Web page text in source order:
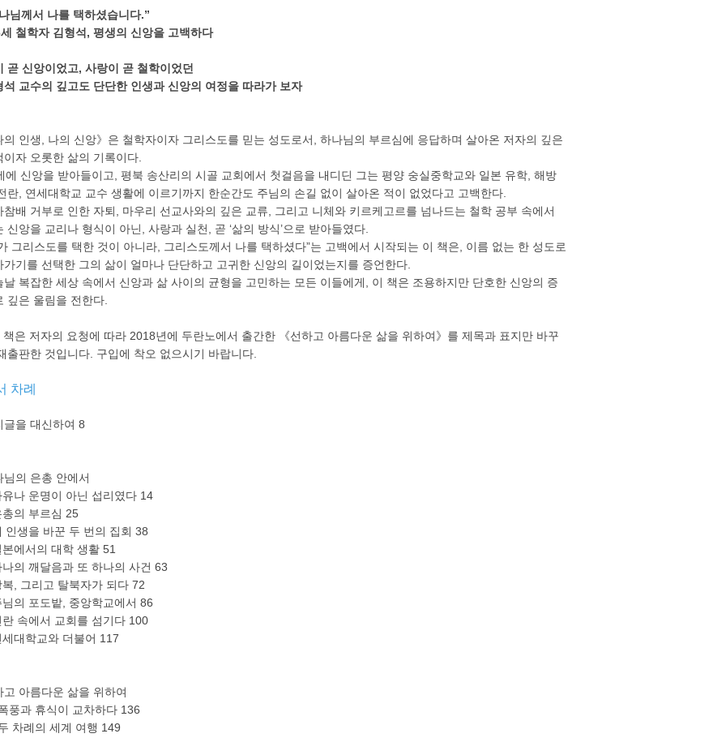
님께서 나를 택하셨습니다.”
철학자 김형석, 평생의 신앙을 고백하다
곧 신앙이었고, 사랑이 곧 철학이었던
석 교수의 깊고도 단단한 인생과 신앙의 여정을 따라가 보자
의 인생, 나의 신앙》은 철학자이자 그리스도를 믿는 성도로서, 하나님의 부르심에 응답하며 살아온 저자의 깊은
이자 오롯한 삶의 기록이다.
에 신앙을 받아들이고, 평북 송산리의 시골 교회에서 첫걸음을 내디딘 그는 평양 숭실중학교와 일본 유학, 해방
란, 연세대학교 교수 생활에 이르기까지 한순간도 주님의 손길 없이 살아온 적이 없었다고 고백한다.
참배 거부로 인한 자퇴, 마우리 선교사와의 깊은 교류, 그리고 니체와 키르케고르를 넘나드는 철학 공부 속에서
신앙을 교리나 형식이 아닌, 사랑과 실천, 곧 ‘삶의 방식’으로 받아들였다.
그리스도를 택한 것이 아니라, 그리스도께서 나를 택하셨다”는 고백에서 시작되는 이 책은, 이름 없는 한 성도로
가기를 선택한 그의 삶이 얼마나 단단하고 고귀한 신앙의 길이었는지를 증언한다.
날 복잡한 세상 속에서 신앙과 삶 사이의 균형을 고민하는 모든 이들에게, 이 책은 조용하지만 단호한 신앙의 증
깊은 울림을 전한다.
책은 저자의 요청에 따라 2018년에 두란노에서 출간한 《선하고 아름다운 삶을 위하여》를 제목과 표지만 바꾸
출판한 것입니다. 구입에 착오 없으시기 바랍니다.
차례
글을 대신하여 8
님의 은총 안에서
나 운명이 아닌 섭리였다 14
총의 부르심 25
인생을 바꾼 두 번의 집회 38
에서의 대학 생활 51
의 깨달음과 또 하나의 사건 63
, 그리고 탈북자가 되다 72
의 포도밭, 중앙학교에서 86
란 속에서 교회를 섬기다 100
대학교와 더불어 117
고 아름다운 삶을 위하여
풍과 휴식이 교차하다 136
차례의 세계 여행 149